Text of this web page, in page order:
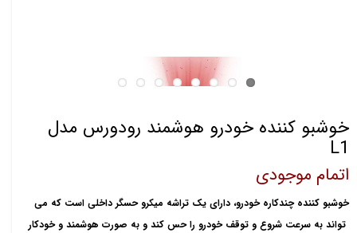
خوشبو کننده خودرو هوشمند رودورس مدل
L1
اتمام موجودی
خوشبو کننده چندکاره خودرو، دارای یک تراشه میکرو حسگر داخلی است که می
تواند به سرعت شروع و توقف خودرو را حس کند و به صورت هوشمند و خودکار